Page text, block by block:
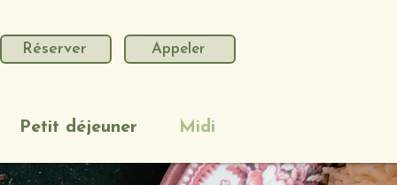
Réserver Appeler
Petit déjeuner Midi